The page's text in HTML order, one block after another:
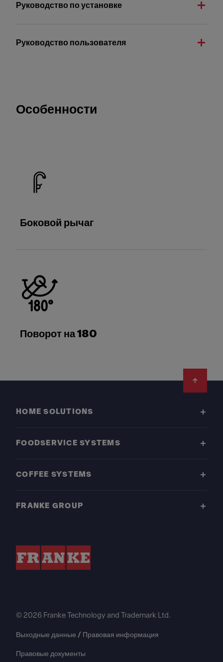
Руководство по установке
Руководство пользователя
Особенности
Боковой рычаг
Поворот на 180
HOME SOLUTIONS
FOODSERVICE SYSTEMS
COFFEE SYSTEMS
FRANKE GROUP
© 2026 Franke Technology and Trademark Ltd.
Выходные данные / Правовая информация
Правовые документы